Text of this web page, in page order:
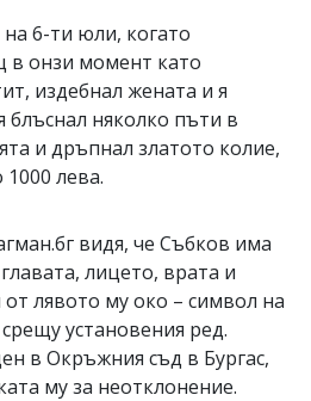
6-ти юли, когато
в онзи момент като
издебнал жената и я
блъснал няколко пъти в
и дръпнал златото колие,
лева.
видя, че Събков има
лицето, врата и
лявото му око – символ на
установения ред.
в Окръжния съд в Бургас,
му за неотклонение.